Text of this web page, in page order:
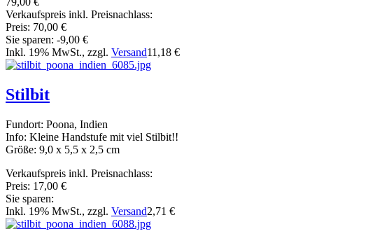
Verkaufspreis inkl. Preisnachlass:
Preis: 70,00 €
Sie sparen: -9,00 €
Inkl. 19% MwSt., zzgl. Versand11,18 €
Stilbit
Fundort: Poona, Indien
Info: Kleine Handstufe mit viel Stilbit!!
Größe: 9,0 x 5,5 x 2,5 cm
Verkaufspreis inkl. Preisnachlass:
Preis: 17,00 €
Sie sparen:
Inkl. 19% MwSt., zzgl. Versand2,71 €